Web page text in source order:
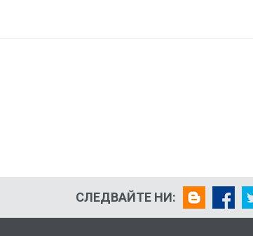
СЛЕДВАЙТЕ НИ: